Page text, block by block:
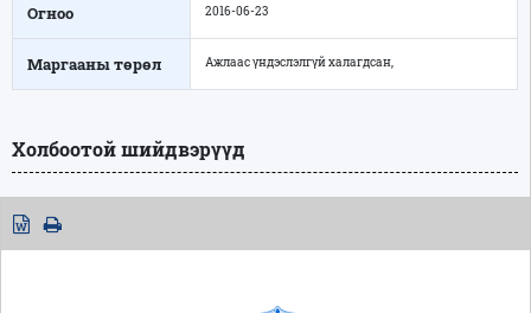
Огноо 2016-06-23
Маргааны төрөл Ажлаас үндэслэлгүй халагдсан,
Холбоотой шийдвэрүүд